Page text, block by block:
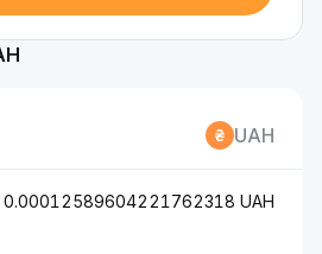
UAH
0.00012589604221762318 UAH